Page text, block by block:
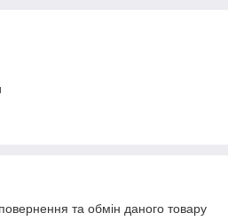
та обмін даного товару